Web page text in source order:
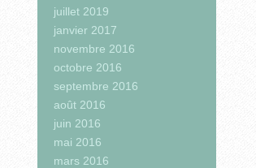
juillet 2019
janvier 2017
novembre 2016
octobre 2016
septembre 2016
août 2016
juin 2016
mai 2016
mars 2016